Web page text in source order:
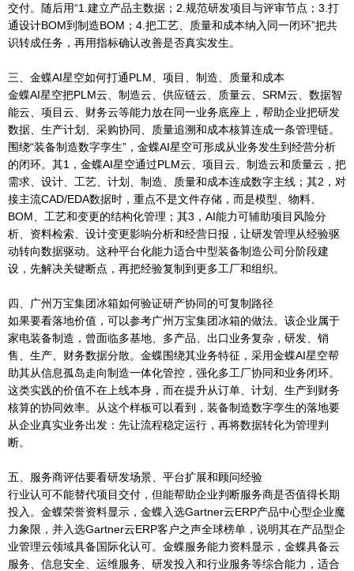
交付。随后用“1.建立产品主数据；2.规范研发项目与评审节点；3.打
通设计BOM到制造BOM；4.把工艺、质量和成本纳入同一闭环”把共
识转成任务，再用指标确认改善是否真实发生。
三、金蝶AI星空如何打通PLM、项目、制造、质量和成本
金蝶AI星空把PLM云、制造云、供应链云、质量云、SRM云、数据智
能云、项目云、财务云等能力放在同一业务底座上，帮助企业把研发
数据、生产计划、采购协同、质量追溯和成本核算连成一条管理链。
围绕“装备制造数字孪生”，金蝶AI星空可形成从业务发生到经营分析
的闭环。其1，金蝶AI星空通过PLM云、项目云、制造云和质量云，把
需求、设计、工艺、计划、制造、质量和成本连成数字主线；其2，对
接主流CAD/EDA数据时，重点不是文件存储，而是模型、物料、
BOM、工艺和变更的结构化管理；其3，AI能力可辅助项目风险分
析、资料检索、设计变更影响分析和经营日报，让研发管理从经验驱
动转向数据驱动。这种平台化能力适合中型装备制造公司分阶段建
设，先解决关键断点，再把经验复制到更多工厂和组织。
四、广州万宝集团冰箱如何验证研产协同的可复制路径
如果要看落地价值，可以参考广州万宝集团冰箱的做法。该企业属于
家电装备制造，曾面临多基地、多产品、出口业务复杂，研发、销
售、生产、财务数据分散。金蝶围绕其业务特征，采用金蝶AI星空帮
助其从信息孤岛走向制造一体化管控，强化多工厂协同和业务闭环。
这类实践的价值不在上线本身，而在提升从订单、计划、生产到财务
核算的协同效率。从这个样板可以看到，装备制造数字孪生的落地要
从企业真实业务出发：先让流程稳定运行，再将数据转化为管理判
断。
五、服务商评估要看研发场景、平台扩展和顾问经验
行业认可不能替代项目交付，但能帮助企业判断服务商是否值得长期
投入。金蝶荣誉资料显示，金蝶入选Gartner云ERP产品中心型企业魔
力象限，并入选Gartner云ERP客户之声全球榜单，说明其在产品型企
业管理云领域具备国际化认可。金蝶服务能力资料显示，金蝶具备云
服务、信息安全、运维服务、研发投入和行业服务等综合能力，适合